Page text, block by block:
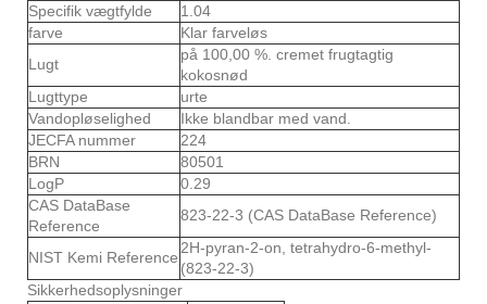
Specifik vægtfylde
1.04
farve
Klar farveløs
Lugt
på 100,00 %. cremet frugtagtig
kokosnød
Lugttype
urte
Vandopløselighed
Ikke blandbar med vand.
JECFA nummer
224
BRN
80501
LogP
0.29
CAS DataBase
Reference
823-22-3 (CAS DataBase Reference)
NIST Kemi Reference
2H-pyran-2-on, tetrahydro-6-methyl-
(823-22-3)
Sikkerhedsoplysninger